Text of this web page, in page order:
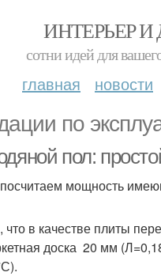
ИНТЕРЬЕР И
сотни идей для
главная новости
по
пол:
мощность
в качестве плиты
доска 20 мм